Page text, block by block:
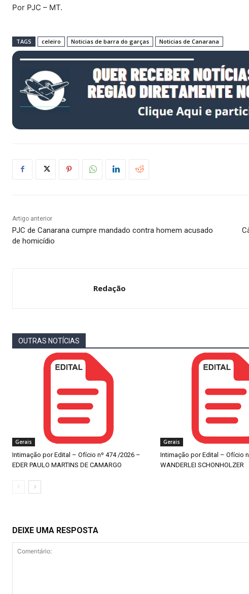
Por PJC – MT.
TAGS celeiro Noticias de barra do garças Noticias de Canarana
Artigo anterior
PJC de Canarana cumpre mandado contra homem acusado
de homicídio
Redação
OUTRAS NOTÍCIAS
Gerais
Intimação por Edital – Ofício nº 474 /2026 –
EDER PAULO MARTINS DE CAMARGO
Gerais
Intimação por Edital – Ofício
WANDERLEI SCHONHOLZER
DEIXE UMA RESPOSTA